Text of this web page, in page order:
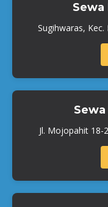
Sugihwaras,
Jl. Mojopahit 18-